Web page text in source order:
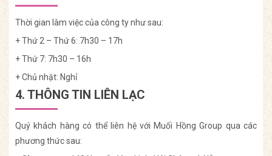
Thời gian làm việc của công ty như sau:
+ Thứ 2 – Thứ 6: 7h30 – 17h
+ Thứ 7: 7h30 – 16h
+ Chủ nhật: Nghỉ
4. THÔNG TIN LIÊN LẠC
Quý khách hàng có thể liên hệ với Muối Hồng Group qua các
phương thức sau: